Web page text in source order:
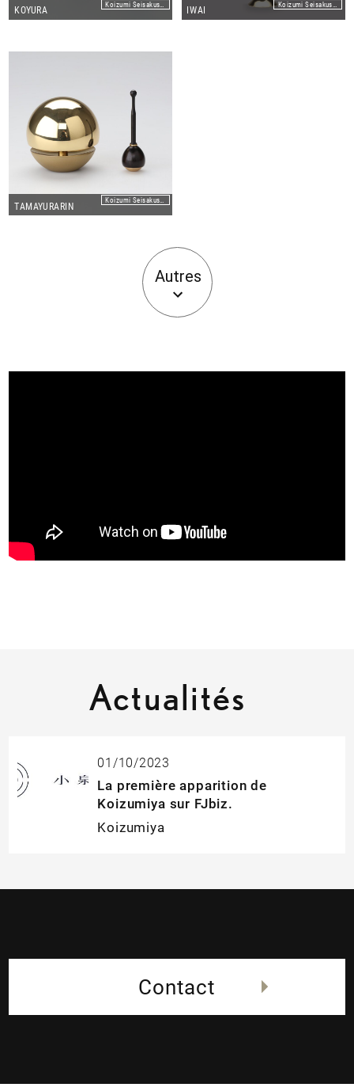
KOYURA IWAI
TAMAYURARIN Koizumi Seisakusho Co.,Ltd
Actualités
01/10/2023
La première apparition de
Koizumiya sur FJbiz.
Koizumiya
Contact